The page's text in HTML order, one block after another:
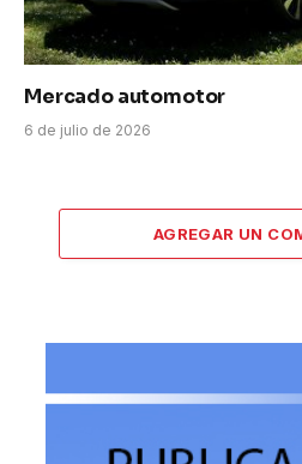
Mercado automotor
6 de julio de 2026
AGREGAR UN